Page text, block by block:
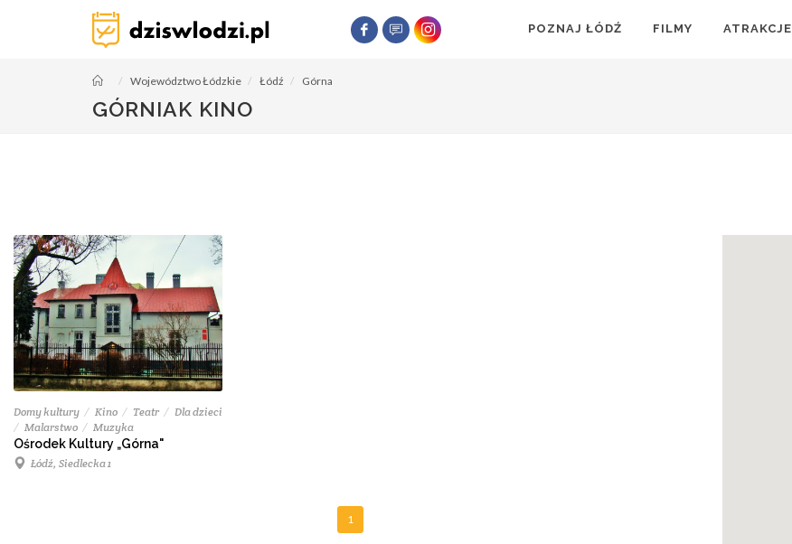
POZNAJ ŁÓDŹ FILMY ATRAKCJE
Województwo Łódzkie Łódź Górna
GÓRNIAK KINO
Domy kultury Kino Teatr
Dla dzieci
Malarstwo
Muzyka
Ośrodek Kultury „Górna"
Łódź, Siedlecka 1
1